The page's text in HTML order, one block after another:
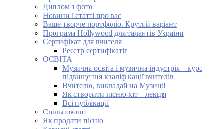
Диплом з фото
Новини і статті про вас
Ваше творче портфоліо. Крутий варіант
Програма Hollywood для талантів України
Сертифікат для вчителя
Реєстр сертифікатів
ОСВІТА
Музична освіта і музична індустрія – курс
підвищення кваліфікації вчителів
Вчителю, викладай на Музиці!
Як створити пісню-хіт – лекція
Всі публікації
Спільнокошт
Як продати пісню